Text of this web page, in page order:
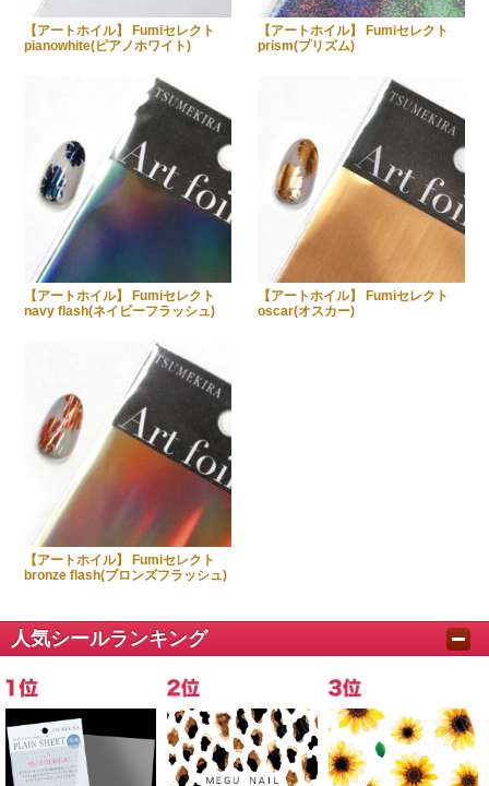
【アートホイル】 Fumiセレクト
pianowhite(ピアノホワイト)
【アートホイル】 Fumiセレクト
prism(プリズム)
【アートホイル】 Fumiセレクト
navy flash(ネイビーフラッシュ)
【アートホイル】 Fumiセレクト
oscar(オスカー)
【アートホイル】 Fumiセレクト
bronze flash(ブロンズフラッシュ)
人気シールランキング